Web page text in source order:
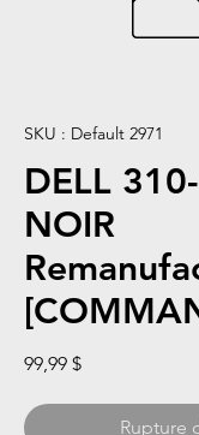
SKU : Default 2971
DELL
NOIR
99,99 $Prix
Rupture